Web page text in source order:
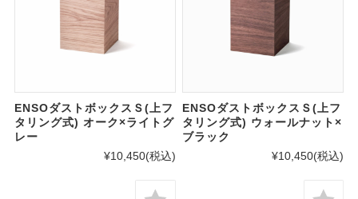
ENSOダストボックスＳ(上フ
タリング式) オーク×ライトグ
レー
¥10,450(税込)
ENSOダストボックスＳ(上フ
タリング式) ウォールナット×
ブラック
¥10,450(税込)